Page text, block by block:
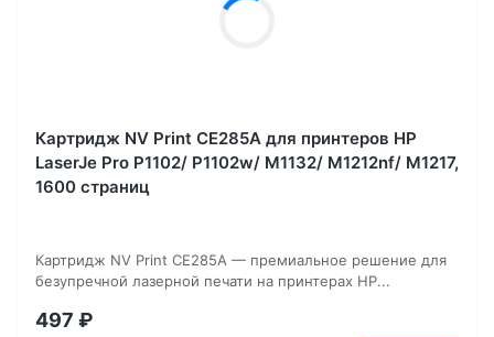
Картридж NV Print CE285A для принтеров HP
LaserJe Pro P1102/ P1102w/ M1132/ M1212nf/ М1217,
1600 страниц
Картридж NV Print CE285A — премиальное решение для
безупречной лазерной печати на принтерах HP...
497 ₽